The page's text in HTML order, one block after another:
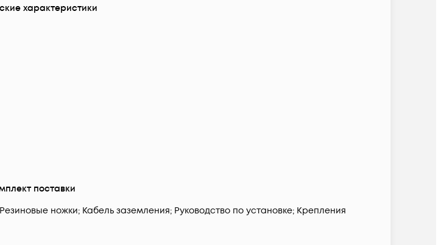
характеристики
поставки
ножки; Кабель заземления; Руководство по установке; Крепления